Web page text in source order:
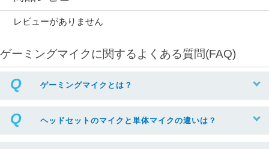
レビューがありません
ゲーミングマイクに関するよくある質問(FAQ)
ゲーミングマイクとは？
ヘッドセットのマイクと単体マイクの違いは？